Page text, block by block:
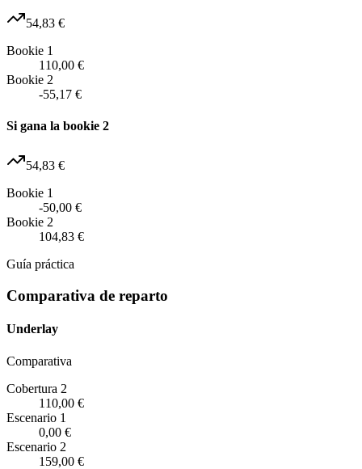
54,83 €
Bookie 1
110,00 €
Bookie 2
-55,17 €
Si gana la bookie 2
54,83 €
Bookie 1
-50,00 €
Bookie 2
104,83 €
Guía práctica
Comparativa de reparto
Underlay
Comparativa
Cobertura 2
110,00 €
Escenario 1
0,00 €
Escenario 2
159,00 €